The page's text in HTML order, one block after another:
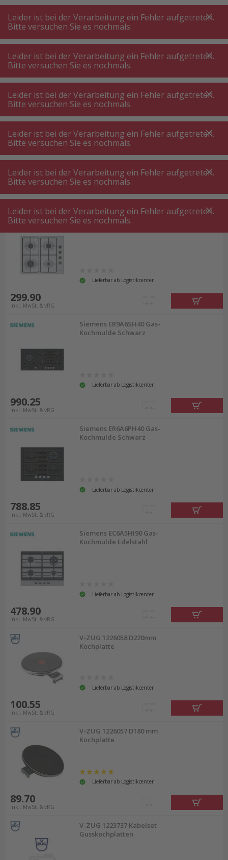
A +++
A+++
A +++
A+++
MyPost
MyPost
MENÜ SUCHE
Kochfelder ⋅ Kochplatten Kochmulde ⋅ Gusskochplatten
Kochmulde ⋅ Gusskochplatten
Produktfilter
53 P.
Sortieren nach
Bosch PBP6B5K80 Gaskochfeld
Lieferbar ab Logistikcenter
299.90
inkl. MwSt. & vRG
Siemens ER9A6SH40 Gas-
Kochmulde Schwarz
Lieferbar ab Logistikcenter
990.25
inkl. MwSt. & vRG
Siemens ER6A6PH40 Gas-
Kochmulde Schwarz
Lieferbar ab Logistikcenter
788.85
inkl. MwSt. & vRG
Siemens EC6A5HI90 Gas-
Kochmulde Edelstahl
Lieferbar ab Logistikcenter
478.90
inkl. MwSt. & vRG
V-ZUG 1226058 D220mm
Kochplatte
Lieferbar ab Logistikcenter
100.55
inkl. MwSt. & vRG
V-ZUG 1226057 D180 mm
Kochplatte
Lieferbar ab Logistikcenter
89.70
inkl. MwSt. & vRG
V-ZUG 1223737 Kabelset
Gusskochplatten
Leider ist bei der Verarbeitung ein Fehler aufgetreten.
Bitte versuchen Sie es nochmals.
Leider ist bei der Verarbeitung ein Fehler aufgetreten.
Bitte versuchen Sie es nochmals.
Leider ist bei der Verarbeitung ein Fehler aufgetreten.
Bitte versuchen Sie es nochmals.
Leider ist bei der Verarbeitung ein Fehler aufgetreten.
Bitte versuchen Sie es nochmals.
Leider ist bei der Verarbeitung ein Fehler aufgetreten.
Bitte versuchen Sie es nochmals.
Leider ist bei der Verarbeitung ein Fehler aufgetreten.
Bitte versuchen Sie es nochmals.